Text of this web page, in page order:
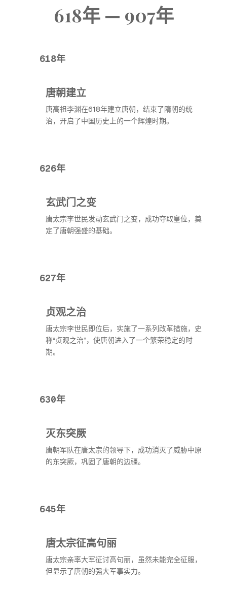
618年 — 907年
618年
唐朝建立
唐高祖李渊在618年建立唐朝，结束了隋朝的统
治，开启了中国历史上的一个辉煌时期。
626年
玄武门之变
唐太宗李世民发动玄武门之变，成功夺取皇位，奠
定了唐朝强盛的基础。
627年
贞观之治
唐太宗李世民即位后，实施了一系列改革措施，史
称“贞观之治”，使唐朝进入了一个繁荣稳定的时
期。
630年
灭东突厥
唐朝军队在唐太宗的领导下，成功消灭了威胁中原
的东突厥，巩固了唐朝的边疆。
645年
唐太宗征高句丽
唐太宗亲率大军征讨高句丽，虽然未能完全征服，
但显示了唐朝的强大军事实力。